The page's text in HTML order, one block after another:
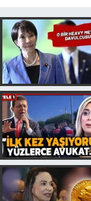
Haber
İlan
Kimdir
Koronavirüs
Kültür Sanat
Ne demişti